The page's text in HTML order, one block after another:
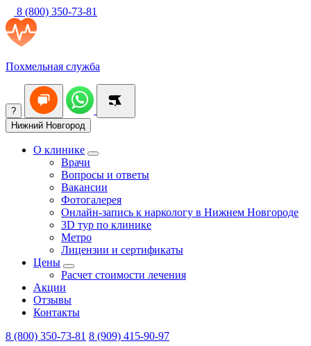
8 (800) 350-73-81
Похмельная служба
?
Нижний Новгород
О клинике
Врачи
Вопросы и ответы
Вакансии
Фотогалерея
Онлайн-запись к наркологу в Нижнем Новгороде
3D тур по клинике
Метро
Лицензии и сертификаты
Цены
Расчет стоимости лечения
Акции
Отзывы
Контакты
8 (800) 350-73-81 8 (909) 415-90-97